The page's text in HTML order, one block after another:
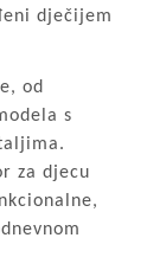
dječijem
od
s
za djecu